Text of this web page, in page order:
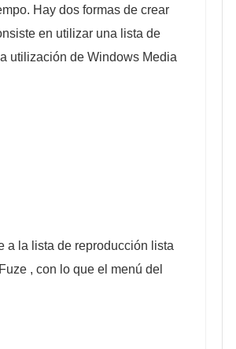
Hay dos formas de crear
en utilizar una lista de
utilización de Windows Media
a la lista de reproducción lista
, con lo que el menú del